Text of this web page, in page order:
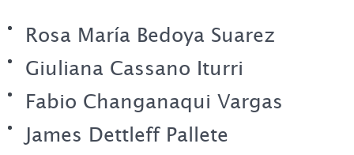
Rosa María Bedoya Suarez
Giuliana Cassano Iturri
Fabio Changanaqui Vargas
James Dettleff Pallete